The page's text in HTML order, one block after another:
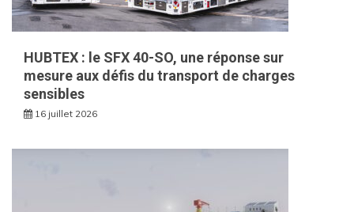
HUBTEX : le SFX 40-SO, une réponse sur
mesure aux défis du transport de charges
sensibles
16 juillet 2026